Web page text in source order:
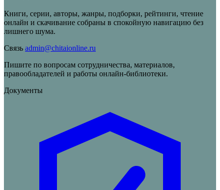
Книги, серии, авторы, жанры, подборки, рейтинги, чтение
онлайн и скачивание собраны в спокойную навигацию без
лишнего шума.
Связь admin@chitaionline.ru
Пишите по вопросам сотрудничества, материалов,
правообладателей и работы онлайн-библиотеки.
Документы